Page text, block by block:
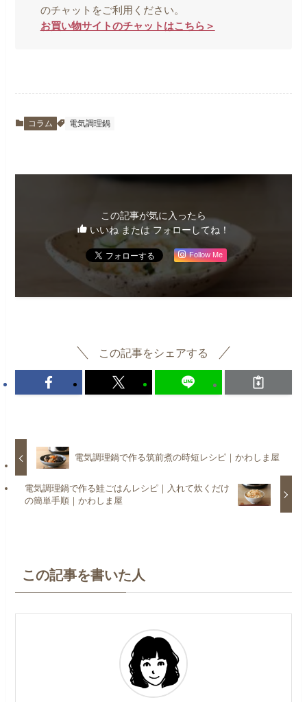
のチャットをご利用ください。
お買い物サイトのチャットはこちら＞
コラム 電気調理鍋
この記事が気に入ったら
いいね または フォローしてね！
Follow Me
この記事をシェアする
電気調理鍋で作る筑前煮の時短レシピ｜かわしま屋
電気調理鍋で作る鮭ごはんレシピ｜入れて炊くだけ
の簡単手順｜かわしま屋
この記事を書いた人